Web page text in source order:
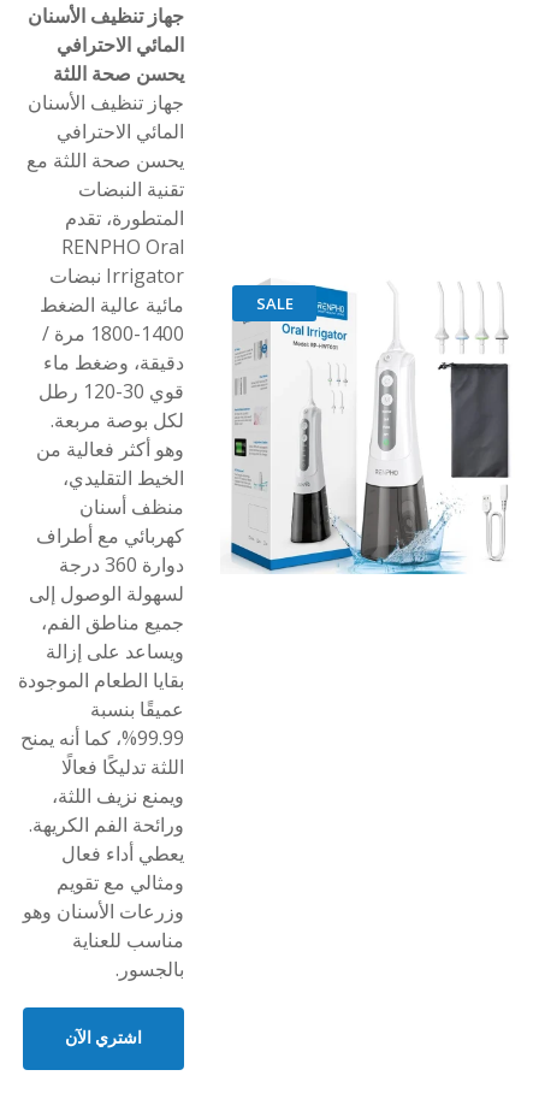
SALE
جهاز تنظيف الأسنان
المائي الاحترافي
يحسن صحة اللثة
جهاز تنظيف الأسنان
المائي الاحترافي
يحسن صحة اللثة مع
تقنية النبضات
المتطورة، تقدم
RENPHO Oral
Irrigator نبضات
مائية عالية الضغط
1400-1800 مرة /
دقيقة، وضغط ماء
قوي 30-120 رطل
لكل بوصة مربعة.
وهو أكثر فعالية من
الخيط التقليدي،
منظف أسنان
كهربائي مع أطراف
دوارة 360 درجة
لسهولة الوصول إلى
جميع مناطق الفم،
ويساعد على إزالة
بقايا الطعام الموجودة
عميقًا بنسبة
99.99%، كما أنه يمنح
اللثة تدليكًا فعالًا
ويمنع نزيف اللثة،
ورائحة الفم الكريهة.
يعطي أداء فعال
ومثالي مع تقويم
وزرعات الأسنان وهو
مناسب للعناية
بالجسور.
اشتري الآن